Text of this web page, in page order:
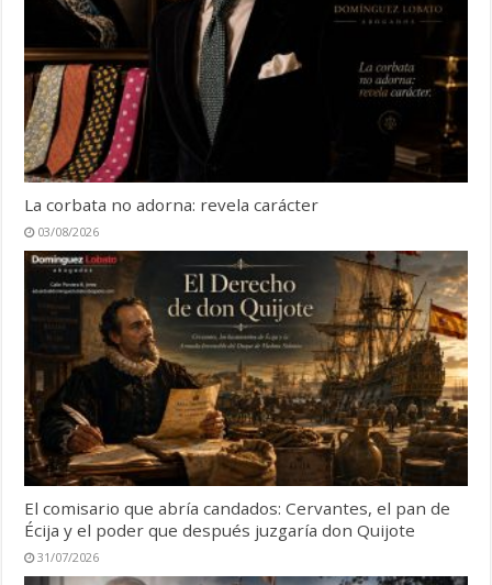
La corbata no adorna: revela carácter
03/08/2026
El comisario que abría candados: Cervantes, el pan de
Écija y el poder que después juzgaría don Quijote
31/07/2026